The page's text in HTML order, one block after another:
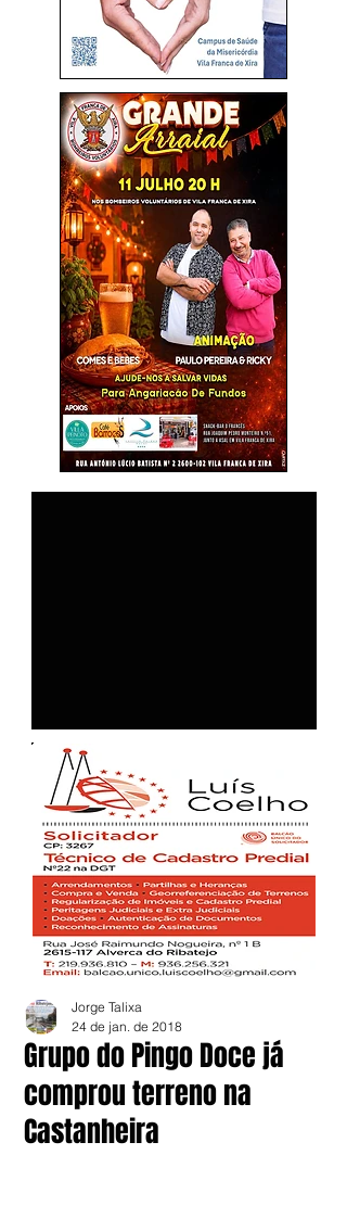
Grupo do Pingo Doce já
comprou terreno na
Castanheira
Jorge Talixa
24 de jan. de 2018